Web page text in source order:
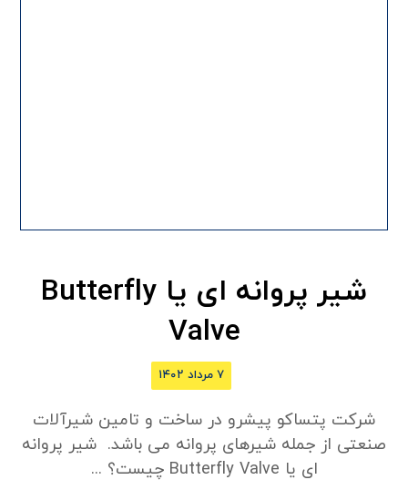
شیر پروانه ای یا Butterfly
Valve
۷ مرداد ۱۴۰۲
شرکت پتساکو پیشرو در ساخت و تامین شیرآلات
صنعتی از جمله شیرهای پروانه می باشد. شیر پروانه
ای یا Butterfly Valve چیست؟ ...